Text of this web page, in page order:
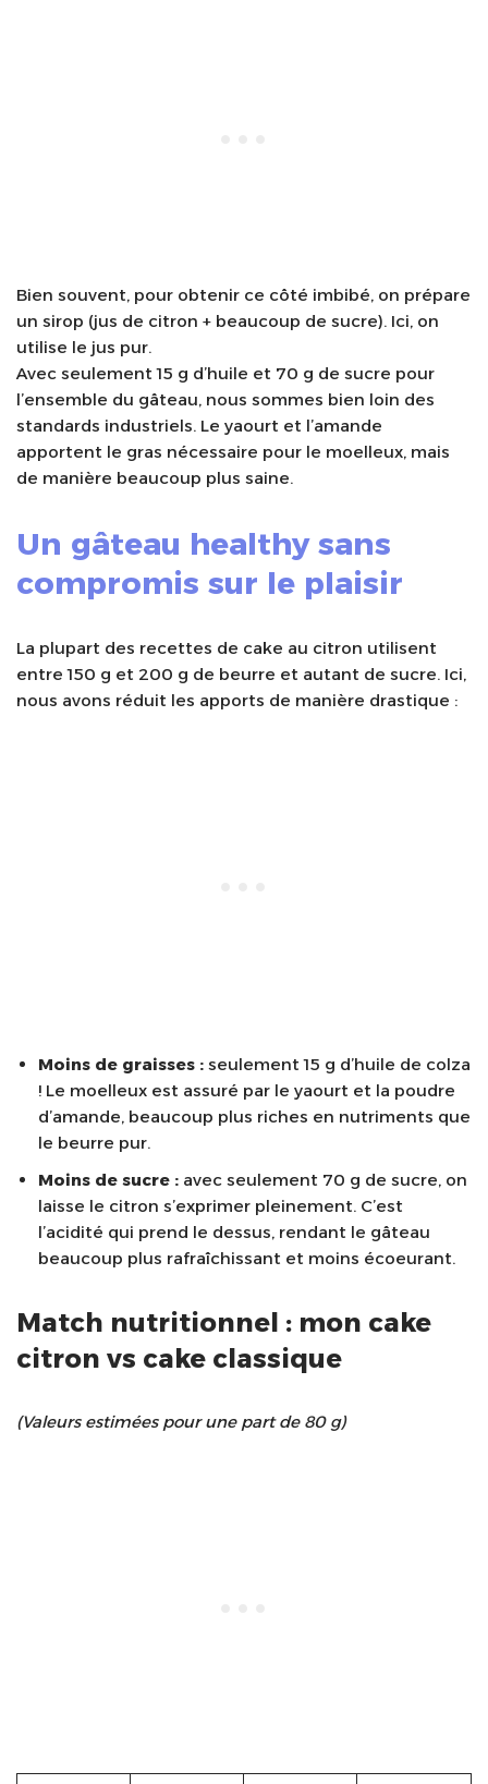
Bien souvent, pour obtenir ce côté imbibé, on prépare
un sirop (jus de citron + beaucoup de sucre). Ici, on
utilise le jus pur.
Avec seulement 15 g d’huile et 70 g de sucre pour
l’ensemble du gâteau, nous sommes bien loin des
standards industriels. Le yaourt et l’amande
apportent le gras nécessaire pour le moelleux, mais
de manière beaucoup plus saine.
Un gâteau healthy sans
compromis sur le plaisir
La plupart des recettes de cake au citron utilisent
entre 150 g et 200 g de beurre et autant de sucre. Ici,
nous avons réduit les apports de manière drastique :
Moins de graisses : seulement 15 g d’huile de colza
! Le moelleux est assuré par le yaourt et la poudre
d’amande, beaucoup plus riches en nutriments que
le beurre pur.
Moins de sucre : avec seulement 70 g de sucre, on
laisse le citron s’exprimer pleinement. C’est
l’acidité qui prend le dessus, rendant le gâteau
beaucoup plus rafraîchissant et moins écoeurant.
Match nutritionnel : mon cake
citron vs cake classique
(Valeurs estimées pour une part de 80 g)